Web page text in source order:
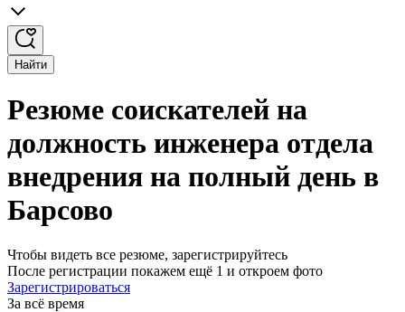
Найти
Резюме соискателей на
должность инженера отдела
внедрения на полный день в
Барсово
Чтобы видеть все резюме, зарегистрируйтесь
После регистрации покажем ещё 1 и откроем фото
Зарегистрироваться
За всё время